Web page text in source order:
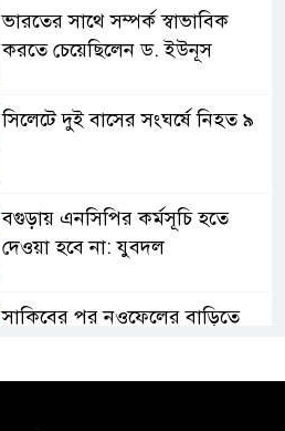
ভারতের সাথে সম্পর্ক স্বাভাবিক
করতে চেয়েছিলেন ড. ইউনূস
সিলেটে দুই বাসের সংঘর্ষে নিহত ৯
বগুড়ায় এনসিপির কর্মসূচি হতে
দেওয়া হবে না: যুবদল
সাকিবের পর নওফেলের বাড়িতে